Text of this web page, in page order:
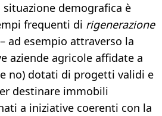
situazione demografica è
frequenti di rigenerazione
ad esempio attraverso la
aziende agricole affidate a
no) dotati di progetti validi e
destinare immobili
a iniziative coerenti con la